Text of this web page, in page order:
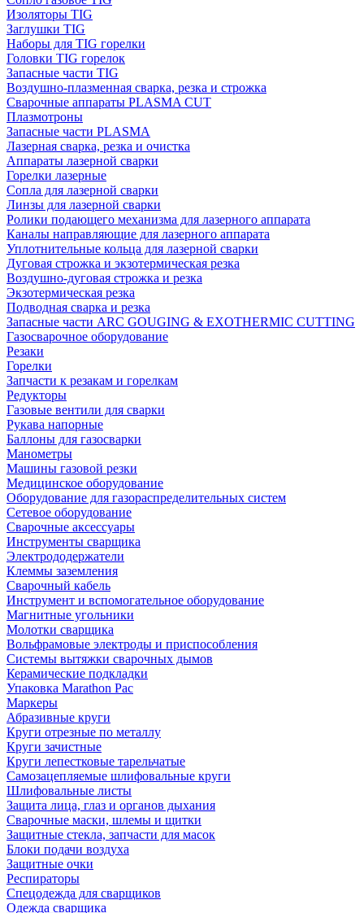
Изоляторы TIG
Заглушки TIG
Наборы для TIG горелки
Головки TIG горелок
Запасные части TIG
Воздушно-плазменная сварка, резка и строжка
Сварочные аппараты PLASMA CUT
Плазмотроны
Запасные части PLASMA
Лазерная сварка, резка и очистка
Аппараты лазерной сварки
Горелки лазерные
Сопла для лазерной сварки
Линзы для лазерной сварки
Ролики подающего механизма для лазерного аппарата
Каналы направляющие для лазерного аппарата
Уплотнительные кольца для лазерной сварки
Дуговая строжка и экзотермическая резка
Воздушно-дуговая строжка и резка
Экзотермическая резка
Подводная сварка и резка
Запасные части ARC GOUGING & EXOTHERMIC CUTTING
Газосварочное оборудование
Резаки
Горелки
Запчасти к резакам и горелкам
Редукторы
Газовые вентили для сварки
Рукава напорные
Баллоны для газосварки
Манометры
Машины газовой резки
Медицинское оборудование
Оборудование для газораспределительных систем
Сетевое оборудование
Сварочные аксессуары
Инструменты сварщика
Электрододержатели
Клеммы заземления
Сварочный кабель
Инструмент и вспомогательное оборудование
Магнитные угольники
Молотки сварщика
Вольфрамовые электроды и приспособления
Системы вытяжки сварочных дымов
Керамические подкладки
Упаковка Marathon Pac
Маркеры
Абразивные круги
Круги отрезные по металлу
Круги зачистные
Круги лепестковые тарельчатые
Самозацепляемые шлифовальные круги
Шлифовальные листы
Защита лица, глаз и органов дыхания
Сварочные маски, шлемы и щитки
Защитные стекла, запчасти для масок
Блоки подачи воздуха
Защитные очки
Респираторы
Спецодежда для сварщиков
Одежда сварщика